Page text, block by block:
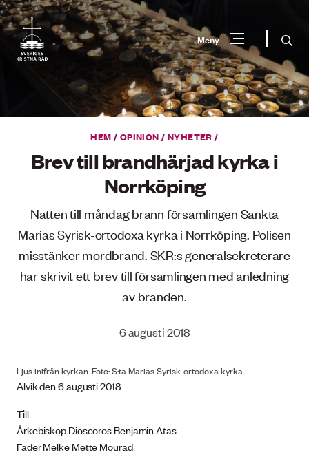
Gå
till
innehåll
Meny Sök
Sök
HEM / OPINION / NYHETER /
Brev till brandhärjad kyrka i
Norrköping
Natten till måndag brann församlingen Sankta
Marias Syrisk-ortodoxa kyrka i Norrköping. Polisen
misstänker mordbrand. SKR:s generalsekreterare
har skrivit ett brev till församlingen med anledning
av branden.
6 augusti 2018
Ljus inifrån kyrkan. Foto: S:ta Marias Syrisk-ortodoxa kyrka.
Alvik den 6 augusti 2018
Till
Ärkebiskop Dioscoros Benjamin Atas
Fader Melke Mette Mourad